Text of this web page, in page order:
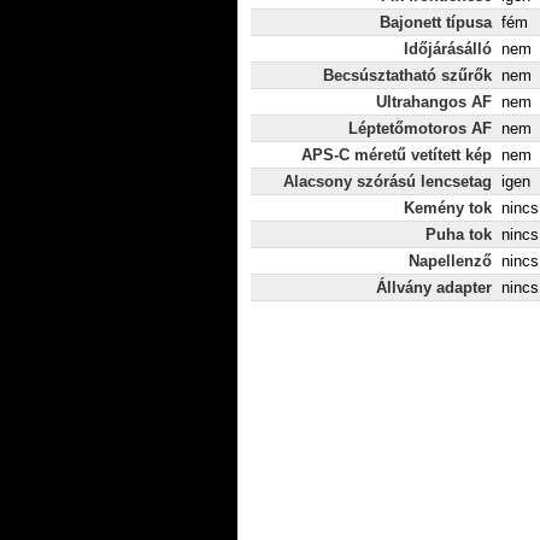
Bajonett típusa fém
Időjárásálló nem
Becsúsztatható szűrők nem
Ultrahangos AF nem
Léptetőmotoros AF nem
APS-C méretű vetített kép nem
Alacsony szórású lencsetag igen
Kemény tok
Puha tok
Napellenző
Állvány adapter